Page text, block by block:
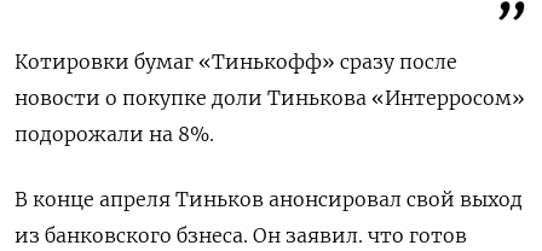
Котировки бумаг «Тинькофф» сразу после
новости о покупке доли Тинькова «Интерросом»
подорожали на 8%.
В конце апреля Тиньков анонсировал свой выход
из банковского бзнеса. Он заявил. что готов